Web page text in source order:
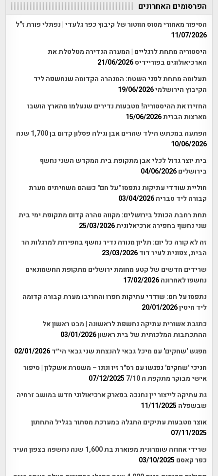
הפרסומים האחרונים
הסיפור מאחורי מטוס הווטור של קיבוץ כפר גלעדי | נפתלי פורת ז"ל
11/07/2026
היסטוריה מתחת לרגליים | המערה הנדירה מטלטלת את
הארכיאולוגים בפוריידיס21/06/2026
תעלומה מתחת לפני השטח: המנהרה הקדומה שנחשפה ליד
הקיבוץ הירושלמי19/06/2026
החזירו את ההיסטוריה! מטבעות נדירים שנעלמו מהארץ הושבו
מארצות הברית15/06/2026
הפתעה במכתש הילד שהרים אבן וגילה פסלון קדום בן 1,700 שנה
10/06/2026
בית יוצר גדול לכלי אבן מתקופת בית המקדש השני נחשף
בירושלים 04/06/2026
חוליית שודדי עתיקות נתפסו "על חם" כשהם משחיתים מערת
קבורה ליד טבריה 03/04/2026
תחת רחבת הכותל בירושלים: מקווה טהרה קדום מתקופת ימי בית
שני נחשף בחפירה ארכיאלוגית25/03/2026
זה לא קורה כל יום: תליון מנורה נדיר נחשף בחפירות למרגלות הר
הבית, צפונית לעיר דוד 23/03/2026
שרידים חדשים של קטע מחומת ירושלים מתקופת החשמונאים
נחשפו לאחרונה 17/02/2026
נתפסו על חם: שודדי עתיקות חפרו והחריבו מערת קבורה קדומה
ליד חיטין20/01/2026
כתובת אשורית עתיקה נחשפת לראשונה | מבט ראשון אל
ההתכתבות המלכותית של בית ראשון03/01/2026
מפגש 'שחקים' עם מיכל גבאי להנצחת שני גבאי הי״ד 02/01/2026
חניכי 'שחקים' נפגשו עם רס"ר זיו ונונו – משטרת אשקלון | סיפור
אישי מבוקר מתקפת ה 7/10
07/12/2025
גת עתיקה לייצור יין נחנכה בפארק ארכיאולוגי חדש במושב זרחיה
שבשפלה 11/11/2025
אוצר מטבעות עתיקים התגלה במערכת מסתור בגליל התחתון
07/11/2025
שרידי אחוזה שומרונית מפוארת בת 1,600 שנה נחשפה בצפון העיר
כפר קאסם 03/10/2025